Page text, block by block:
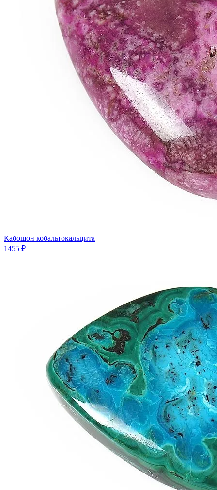
Кабошон кобальтокальцита
1455 ₽